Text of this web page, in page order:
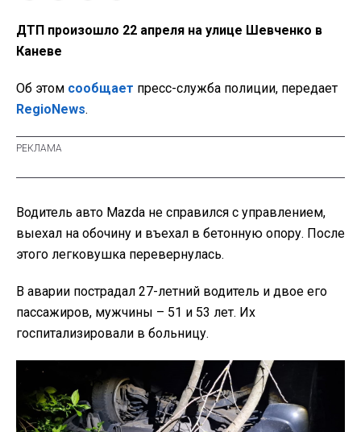
ДТП произошло 22 апреля на улице Шевченко в
Каневе
Об этом сообщает пресс-служба полиции, передает
RegioNews.
Водитель авто Mazda не справился с управлением,
выехал на обочину и въехал в бетонную опору. После
этого легковушка перевернулась.
В аварии пострадал 27-летний водитель и двое его
пассажиров, мужчины – 51 и 53 лет. Их
госпитализировали в больницу.